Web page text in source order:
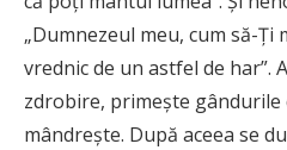
„Dumnezeul meu, cum să-Ți
vrednic de un astfel de har”.
zdrobire, primeşte gândurile
mândreşte. După aceea se